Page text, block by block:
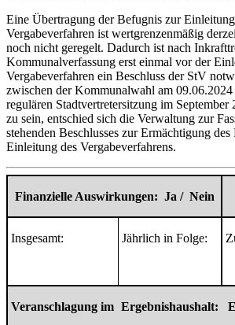
Eine Übertragung der Befugnis zur
Vergabeverfahren ist wertgrenzenmäßig
noch nicht geregelt. Dadurch ist nach
Kommunalverfassung erst einmal vor der
Vergabeverfahren ein Beschluss der StV
zwischen der Kommunalwahl am 09.06.2024
regulären Stadtvertretersitzung im September
zu sein, entschied sich die Verwaltung zur
stehenden Beschlusses zur Ermächtigung
Einleitung des Vergabeverfahrens.
Finanzielle Auswirkungen: Ja / Nein
Insgesamt: Jährlich in Folge:
Veranschlagung im Ergebnishaushalt: